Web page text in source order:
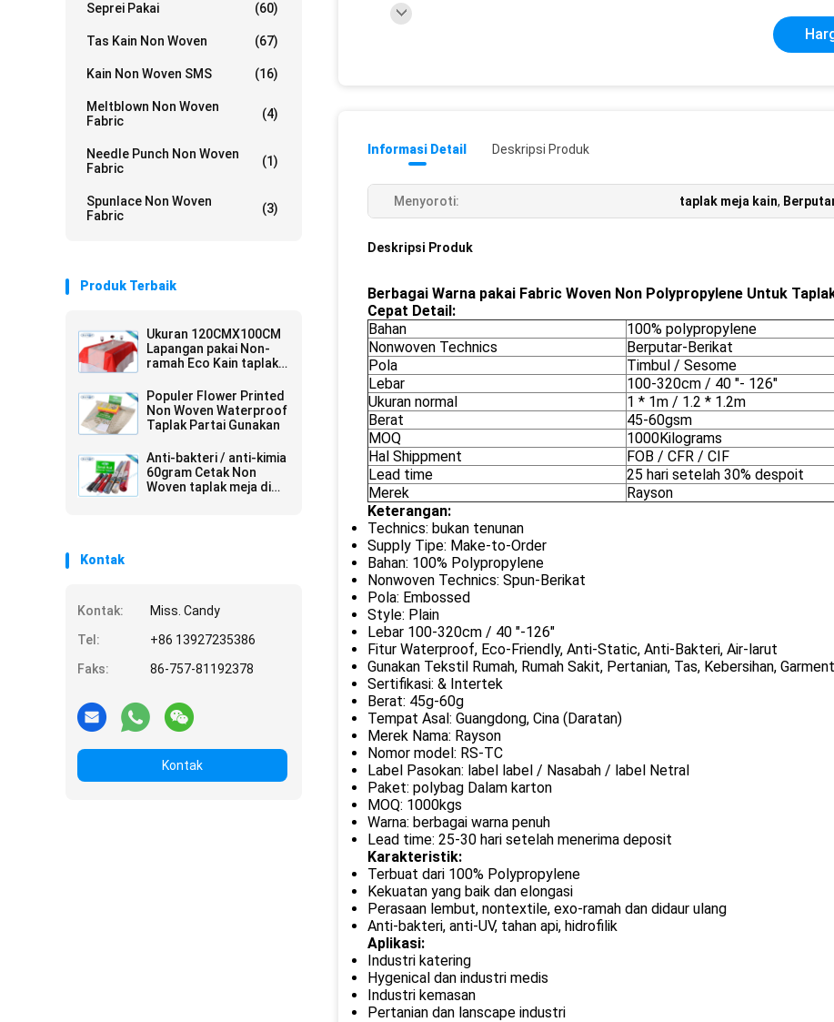
Seprei Pakai (60)
Tas Kain Non Woven (67)
Kain Non Woven SMS (16)
Meltblown Non Woven
Fabric
(4)
Needle Punch Non Woven
Fabric
(1)
Spunlace Non Woven
Fabric
(3)
Produk Terbaik
Ukuran 120CMX100CM
Lapangan pakai Non-
ramah Eco Kain taplak
Populer Flower Printed
Non Woven Waterproof
Taplak Partai Gunakan
Anti-bakteri / anti-kimia
60gram Cetak Non
Woven taplak meja di
Kontak
Kontak:
Miss. Candy
Tel:
+86 13927235386
Faks:
86-757-81192378
Kontak
Informasi Detail Deskripsi Produk
Menyoroti: taplak meja kain,
Deskripsi Produk
Berbagai Warna pakai Fabric Woven Non Polypropylene Untuk
Cepat Detail:
Bahan
100% polypropylene
Nonwoven Technics
Berputar-Berikat
Pola
Timbul / Sesome
Lebar
100-320cm / 40 "- 126"
Ukuran normal
1 * 1m / 1.2 * 1.2m
Berat
45-60gsm
MOQ
1000Kilograms
Hal Shippment
FOB / CFR / CIF
Lead time
25 hari setelah 30% despoit
Merek
Rayson
Keterangan:
Technics: bukan tenunan
Supply Tipe: Make-to-Order
Bahan: 100% Polypropylene
Nonwoven Technics: Spun-Berikat
Pola: Embossed
Style: Plain
Lebar 100-320cm / 40 "-126"
Fitur Waterproof, Eco-Friendly, Anti-Static, Anti-Bakteri, Air-larut
Gunakan Tekstil Rumah, Rumah Sakit, Pertanian, Tas, Kebersihan,
Sertifikasi: & Intertek
Berat: 45g-60g
Tempat Asal: Guangdong, Cina (Daratan)
Merek Nama: Rayson
Nomor model: RS-TC
Label Pasokan: label label / Nasabah / label Netral
Paket: polybag Dalam karton
MOQ: 1000kgs
Warna: berbagai warna penuh
Lead time: 25-30 hari setelah menerima deposit
Karakteristik:
Terbuat dari 100% Polypropylene
Kekuatan yang baik dan elongasi
Perasaan lembut, nontextile, exo-ramah dan didaur ulang
Anti-bakteri, anti-UV, tahan api, hidrofilik
Aplikasi:
Industri katering
Hygenical dan industri medis
Industri kemasan
Pertanian dan lanscape industri